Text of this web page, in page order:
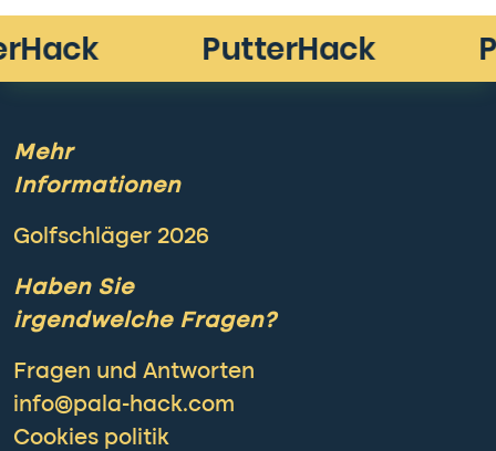
Mehr
Informationen
Golfschläger 2026
Haben Sie
irgendwelche Fragen?
Fragen und Antworten
info@pala-hack.com
Cookies politik